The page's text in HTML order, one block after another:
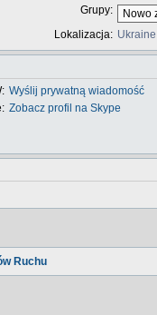
Grupy:
Lokalizacja: Ukraine
Wyślij prywatną wiadomość
Zobacz profil na Skype
Ruchu